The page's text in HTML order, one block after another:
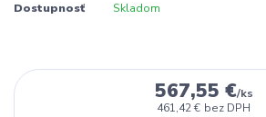
Dostupnosť Skladom
567,55 €/ks
461,42 € bez DPH